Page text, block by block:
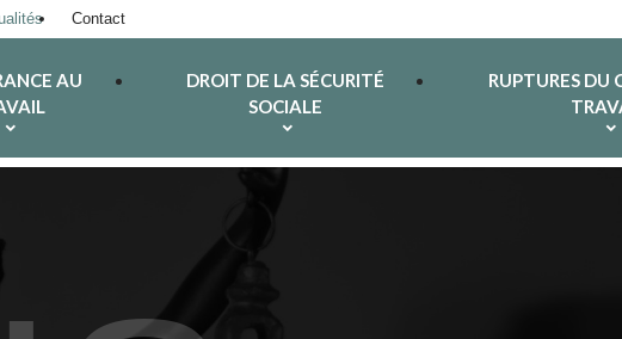
Contact
AU
DROIT DE LA SÉCURITÉ
SOCIALE
RUPTURES DU